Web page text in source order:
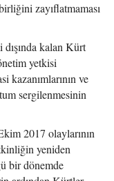
zayıflatmaması
kalan Kürt
yetkisi
kazanımlarının ve
sergilenmesinin
2017 olaylarının
yeniden
bir dönemde